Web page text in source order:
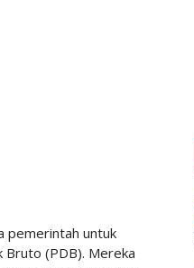
pemerintah untuk
Bruto (PDB). Mereka